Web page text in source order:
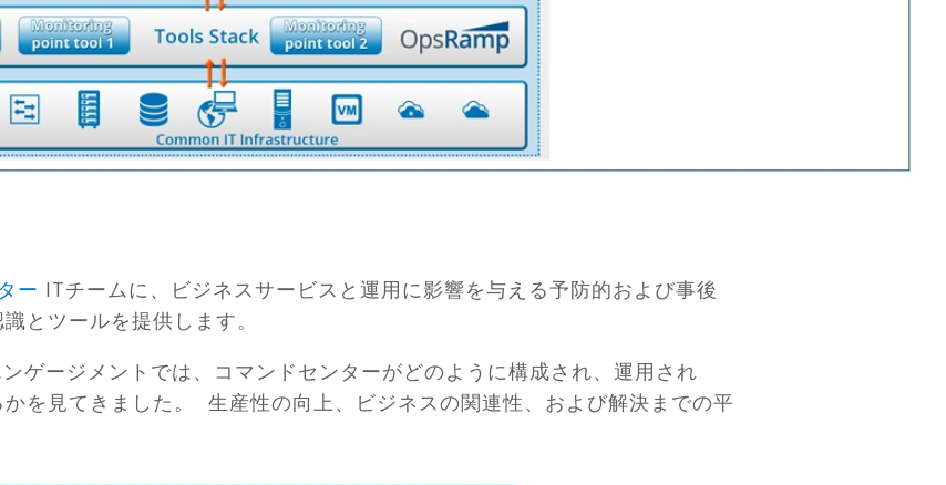
ー ITチームに、ビジネスサービスと運用に影響を与える予防的および事後
とツールを提供します。
ゲージメントでは、コマンドセンターがどのように構成され、運用され
を見てきました。 生産性の向上、ビジネスの関連性、および解決までの平